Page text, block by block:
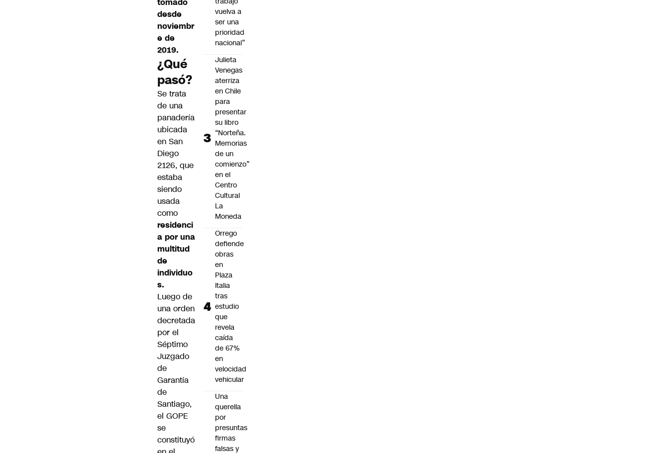
desde
noviembr
e de
2019.
¿Qué
pasó?
Se trata
de una
panadería
ubicada
en San
Diego
2126, que
estaba
siendo
usada
como
residenci
a por una
multitud
de
individuo
s.
Luego de
una orden
decretada
por el
Séptimo
Juzgado
de
Garantía
de
Santiago,
el GOPE
se
constituyó
vuelva a
ser una
prioridad
nacional”
Julieta
Venegas
aterriza
en Chile
para
presentar
su libro
“Norteña.
Memorias
de un
comienzo”
en el
Centro
Cultural
La
Moneda
Orrego
defiende
obras
en
Plaza
Italia
tras
estudio
que
revela
caída
de 67%
en
velocidad
vehicular
Una
querella
por
presuntas
firmas
falsas y